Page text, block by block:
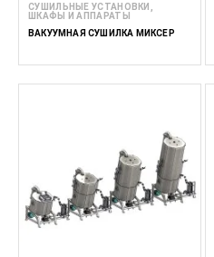
СУШИЛЬНЫЕ УСТАНОВКИ,
ШКАФЫ И АППАРАТЫ
ВАКУУМНАЯ СУШИЛКА МИКСЕР